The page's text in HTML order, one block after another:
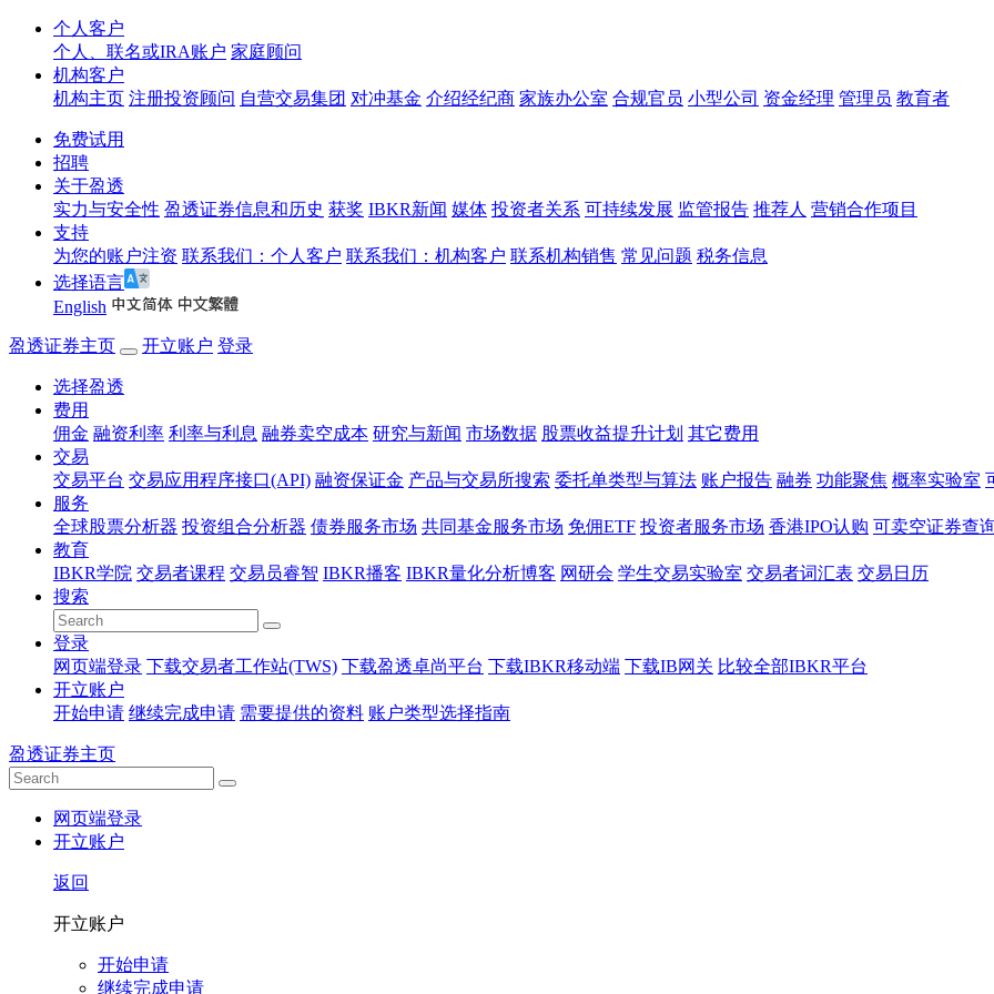
个人客户
个人、联名或IRA账户 家庭顾问
机构客户
机构主页 注册投资顾问 自营交易集团 对冲基金 介绍经纪商 家族办公室 合规官员 小型公司 资金经理 管理员 教育者
免费试用
招聘
关于盈透
实力与安全性 盈透证券信息和历史 获奖 IBKR新闻 媒体 投资者关系 可持续发展 监管报告 推荐人 营销合作项目
支持
为您的账户注资 联系我们：个人客户 联系我们：机构客户 联系机构销售 常见问题 税务信息
选择语言
English
盈透证券主页 开立账户 登录
选择盈透
费用
佣金 融资利率 利率与利息 融券卖空成本 研究与新闻 市场数据 股票收益提升计划 其它费用
交易
交易平台 交易应用程序接口(API) 融资保证金 产品与交易所搜索 委托单类型与算法 账户报告 融券 功能聚焦 概率实验室
服务
全球股票分析器 投资组合分析器 债券服务市场 共同基金服务市场 免佣ETF 投资者服务市场 香港IPO认购 可卖空证券查
教育
IBKR学院 交易者课程 交易员睿智 IBKR播客 IBKR量化分析博客 网研会 学生交易实验室 交易者词汇表 交易日历
搜索
登录
网页端登录 下载交易者工作站(TWS) 下载盈透卓尚平台 下载IBKR移动端 下载IB网关 比较全部IBKR平台
开立账户
开始申请 继续完成申请 需要提供的资料 账户类型选择指南
盈透证券主页
网页端登录
开立账户
返回
开立账户
开始申请
继续完成申请